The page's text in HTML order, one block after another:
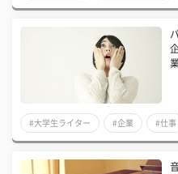
#大学生ライター #企業 #仕事